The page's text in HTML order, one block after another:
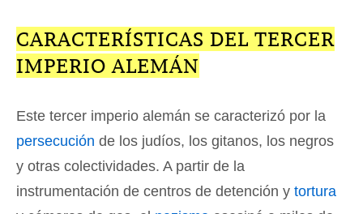
CARACTERÍSTICAS DEL TERCER
IMPERIO ALEMÁN
Este tercer imperio alemán se caracterizó por la
persecución de los judíos, los gitanos, los negros
y otras colectividades. A partir de la
instrumentación de centros de detención y tortura